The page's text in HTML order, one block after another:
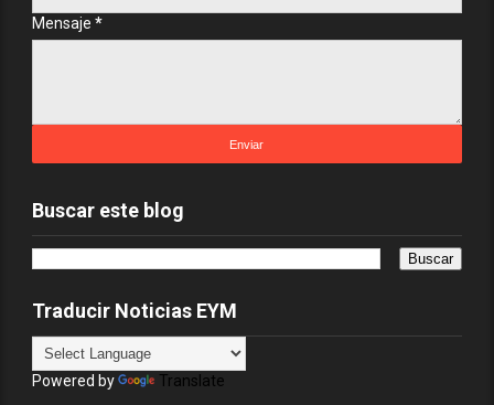
Mensaje *
Buscar este blog
Traducir Noticias EYM
Powered by Translate